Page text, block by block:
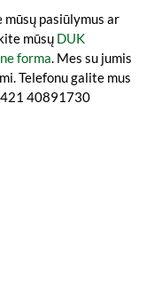
pasiūlymus ar
mūsų DUK
forma. Mes su jumis
Telefonu galite mus
40891730